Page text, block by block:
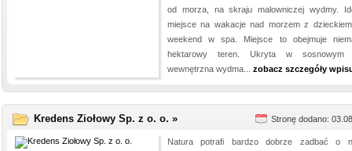
od morza, na skraju malowniczej wydmy.
miejsce na wakacje nad morzem z
weekend w spa. Miejsce to obejmuje
hektarowy teren. Ukryta w sosnowym
wewnętrzna wydma... zobacz szczegóły
Kredens Ziołowy Sp. z o. o. » Stronę dodano:
Natura potrafi bardzo dobrze zadbać o